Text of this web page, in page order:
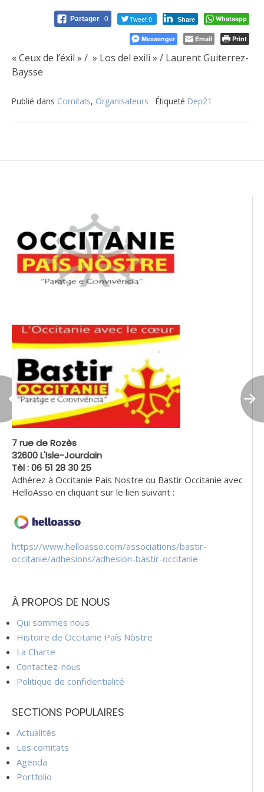
Partager 0 Tweet 0 Share Whatsapp
Messenger Email Print
« Ceux de l’éxil » / » Los del exili » / Laurent Guiterrez-
Baysse
Publié dans Comitats, Organisateurs Étiqueté Dep21
7 rue de Rozès
32600 L'Isle-Jourdain
Tèl : 06 51 28 30 25
Adhérez à Occitanie Pais Nostre ou Bastir Occitanie avec
HelloAsso en cliquant sur le lien suivant :
https://www.helloasso.com/associations/bastir-
occitanie/adhesions/adhesion-bastir-occitanie
À PROPOS DE NOUS
Qui sommes nous
Histoire de Occitanie País Nòstre
La Charte
Contactez-nous
Politique de confidentialité
SECTIONS POPULAIRES
Actualités
Les comitats
Agenda
Portfolio